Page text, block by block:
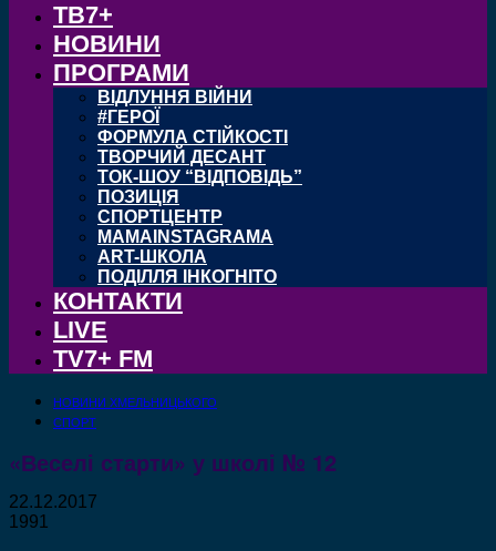
ТВ7+
НОВИНИ
ПРОГРАМИ
ВІДЛУННЯ ВІЙНИ
#ГЕРОЇ
ФОРМУЛА СТІЙКОСТІ
ТВОРЧИЙ ДЕСАНТ
ТОК-ШОУ “ВІДПОВІДЬ”
ПОЗИЦІЯ
СПОРТЦЕНТР
MAMAINSTAGRAMA
ART-ШКОЛА
ПОДІЛЛЯ ІНКОГНІТО
КОНТАКТИ
LIVE
TV7+ FM
НОВИНИ ХМЕЛЬНИЦЬКОГО
СПОРТ
«Веселі старти» у школі № 12
22.12.2017
1991